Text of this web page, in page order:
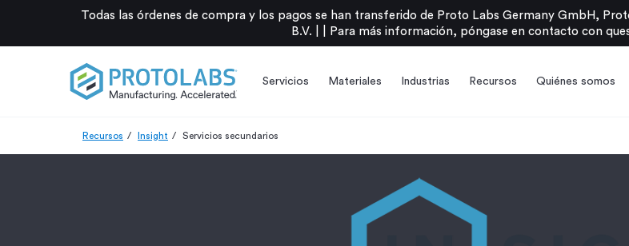
Todas las órdenes de compra y los pagos se han transferido de Proto Labs Germany GmbH,
B.V. |
Para más información, póngase en contacto con
Servicios Materiales Industrias Recursos Quiénes somos
Recursos Insight Servicios secundarios